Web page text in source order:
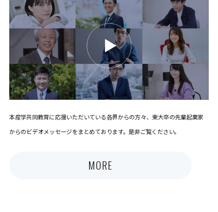
本産学共同教育に応援いただいている各界からの方々、東大卒の先輩起業家
からのビデオメッセージをまとめております。是非ご覧ください。
MORE